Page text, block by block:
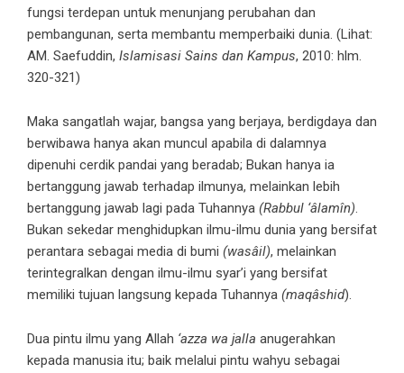
fungsi terdepan untuk menunjang perubahan dan
pembangunan, serta membantu memperbaiki dunia. (Lihat:
AM. Saefuddin, Islamisasi Sains dan Kampus, 2010: hlm.
320-321)
Maka sangatlah wajar, bangsa yang berjaya, berdigdaya dan
berwibawa hanya akan muncul apabila di dalamnya
dipenuhi cerdik pandai yang beradab; Bukan hanya ia
bertanggung jawab terhadap ilmunya, melainkan lebih
bertanggung jawab lagi pada Tuhannya (Rabbul ‘âlamîn).
Bukan sekedar menghidupkan ilmu-ilmu dunia yang bersifat
perantara sebagai media di bumi (wasâil), melainkan
terintegralkan dengan ilmu-ilmu syar’i yang bersifat
memiliki tujuan langsung kepada Tuhannya (maqâshid).
Dua pintu ilmu yang Allah ‘azza wa jalla anugerahkan
kepada manusia itu; baik melalui pintu wahyu sebagai